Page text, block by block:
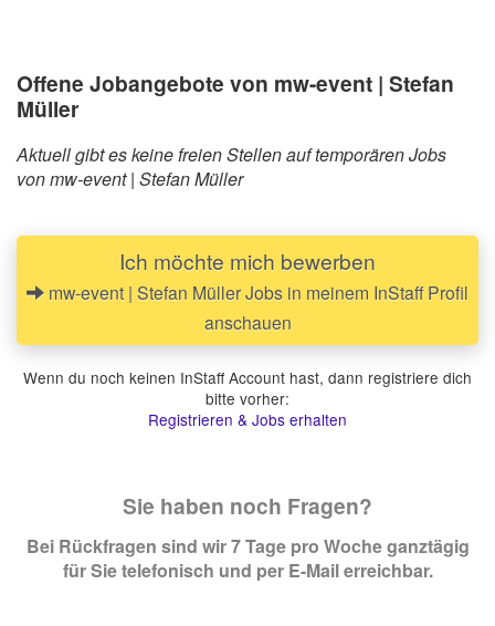
Offene Jobangebote von mw-event | Stefan
Müller
Aktuell gibt es keine freien Stellen auf temporären Jobs
von mw-event | Stefan Müller
Ich möchte mich bewerben
mw-event | Stefan Müller Jobs in meinem InStaff Profil
anschauen
Wenn du noch keinen InStaff Account hast, dann registriere dich
bitte vorher:
Registrieren & Jobs erhalten
Sie haben noch Fragen?
Bei Rückfragen sind wir 7 Tage pro Woche ganztägig
für Sie telefonisch und per E-Mail erreichbar.